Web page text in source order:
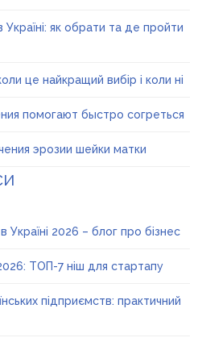
як обрати та де пройти
це найкращий вибір і коли ні
помогают быстро согреться
эрозии шейки матки
Україні 2026 – блог про бізнес
2026: ТОП-7 ніш для стартапу
підприємств: практичний